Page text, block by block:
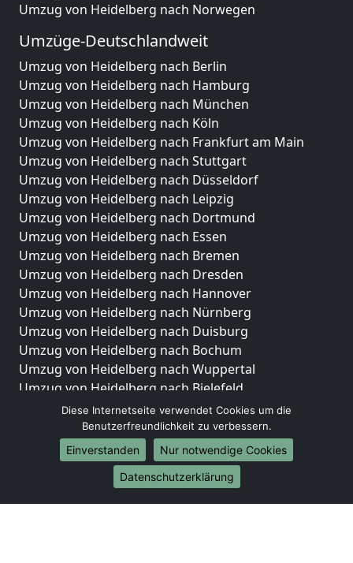
Umzug von Heidelberg nach Norwegen
Umzüge-Deutschlandweit
Umzug von Heidelberg nach Berlin
Umzug von Heidelberg nach Hamburg
Umzug von Heidelberg nach München
Umzug von Heidelberg nach Köln
Umzug von Heidelberg nach Frankfurt am Main
Umzug von Heidelberg nach Stuttgart
Umzug von Heidelberg nach Düsseldorf
Umzug von Heidelberg nach Leipzig
Umzug von Heidelberg nach Dortmund
Umzug von Heidelberg nach Essen
Umzug von Heidelberg nach Bremen
Umzug von Heidelberg nach Dresden
Umzug von Heidelberg nach Hannover
Umzug von Heidelberg nach Nürnberg
Umzug von Heidelberg nach Duisburg
Umzug von Heidelberg nach Bochum
Umzug von Heidelberg nach Wuppertal
Umzug von Heidelberg nach Bielefeld
Umzug von Heidelberg nach Bonn
Umzug von Heidelberg nach Münster
Internationale-Umzüge
Umzug von Heidelberg nach Brasilien
Umzug von Heidelberg nach Brunei Darussalam
Diese Internetseite verwendet Cookies um die
Benutzerfreundlichkeit zu verbessern.
Einverstanden
Nur notwendige Cookies
Datenschutzerklärung